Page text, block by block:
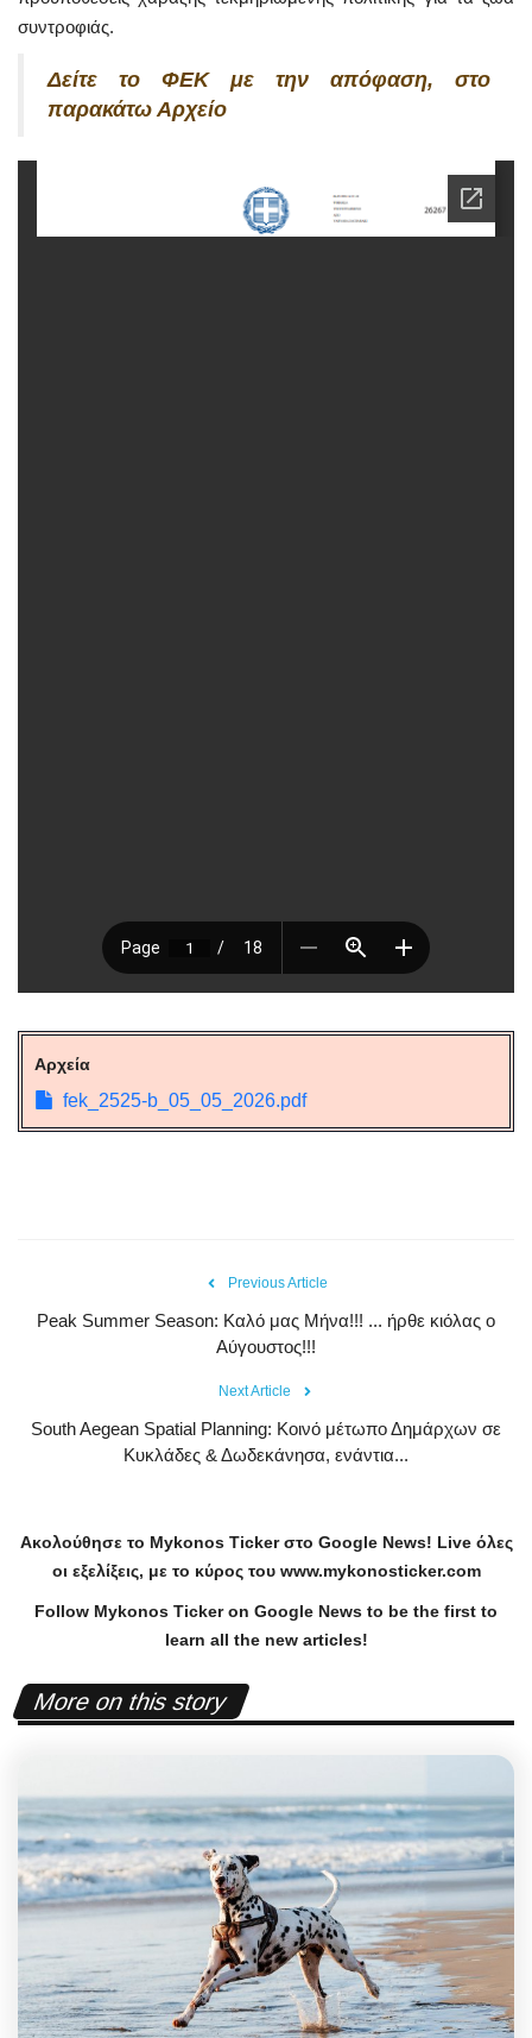
συντροφιάς.
Δείτε το ΦΕΚ με την απόφαση, στο
παρακάτω Αρχείο
Αρχεία
fek_2525-b_05_05_2026.pdf
Previous Article
Peak Summer Season: Kαλό μας Μήνα!!! ... ήρθε κιόλας ο
Αύγουστος!!!
Next Article
South Aegean Spatial Planning: Κοινό μέτωπο Δημάρχων σε
Κυκλάδες & Δωδεκάνησα, ενάντια...
Ακολούθησε το Mykonos Tickerστο Google News! Liveόλες
οι εξελίξεις, με το κύρος του www.mykonosticker.com
Follow Mykonos Ticker on Google News to be the first to
learn all the new articles!
More on this story